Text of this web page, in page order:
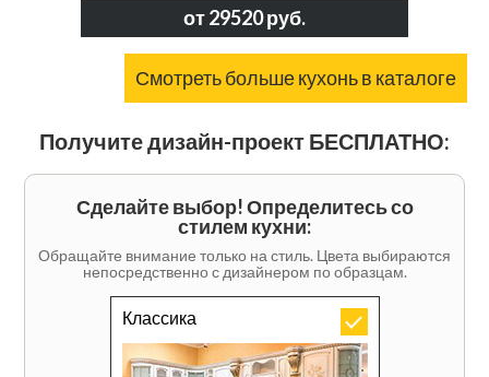
от 29520 руб.
Смотреть больше кухонь в каталоге
Получите дизайн-проект БЕСПЛАТНО:
Сделайте выбор! Определитесь со
стилем кухни:
Обращайте внимание только на стиль. Цвета выбираются
непосредственно с дизайнером по образцам.
Классика